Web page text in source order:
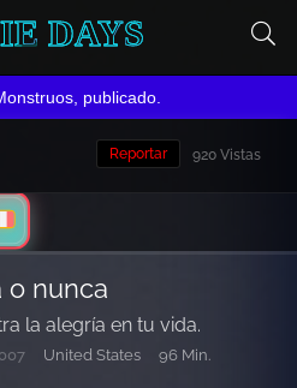
publicado.
920 Vistas
Reportar
o nunca
la alegría en tu vida.
United States
96 Min.